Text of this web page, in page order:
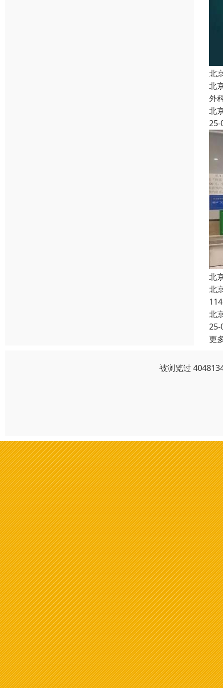
北
北
外
北
25-
北
北
北
25-
更
被浏览过